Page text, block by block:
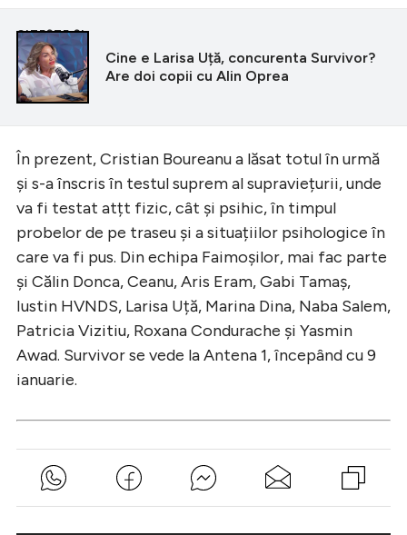
CITEȘTE ȘI
Cine e Larisa Uță, concurenta Survivor?
Are doi copii cu Alin Oprea
În prezent, Cristian Boureanu a lăsat totul în urmă
și s-a înscris în testul suprem al supraviețurii, unde
va fi testat atțt fizic, cât și psihic, în timpul
probelor de pe traseu și a situațiilor psihologice în
care va fi pus. Din echipa Faimoșilor, mai fac parte
și Călin Donca, Ceanu, Aris Eram, Gabi Tamaș,
Iustin HVNDS, Larisa Uță, Marina Dina, Naba Salem,
Patricia Vizitiu, Roxana Condurache și Yasmin
Awad. Survivor se vede la Antena 1, începând cu 9
ianuarie.